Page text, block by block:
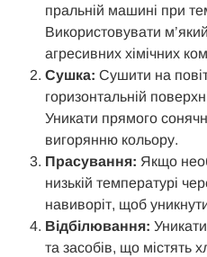
пральній машині при
Використовувати
агресивних хімічних
Сушка: Сушити на
горизонтальній
Уникати прямого
вигорянню кольору.
Прасування: Якщо
низькій температурі
навиворіт, щоб
Відбілювання:
та засобів, що містять